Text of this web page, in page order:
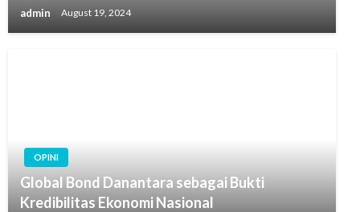
admin August 19, 2024
OPINI
Global Bond Danantara sebagai Bukti
Kredibilitas Ekonomi Nasional